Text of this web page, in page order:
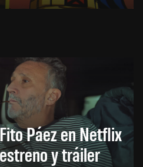
Páez en Netflix
y tráiler